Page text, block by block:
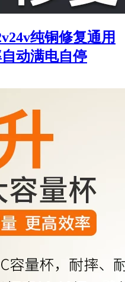
纯铜修复通用
动满电自停